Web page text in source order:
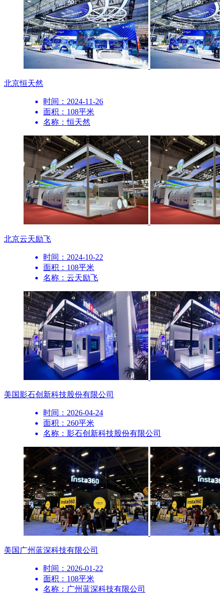
北京恒天然
时间：2024-11-26
面积：108平米
名称：恒天然
北京云天励飞
时间：2024-10-22
面积：108平米
名称：云天励飞
美国影石创新科技股份有限公司
时间：2026-04-24
面积：260平米
名称：影石创新科技股份有限公司
美国 广州蓝深科技有限公司
时间：2026-01-22
面积：108平米
名称：广州蓝深科技有限公司